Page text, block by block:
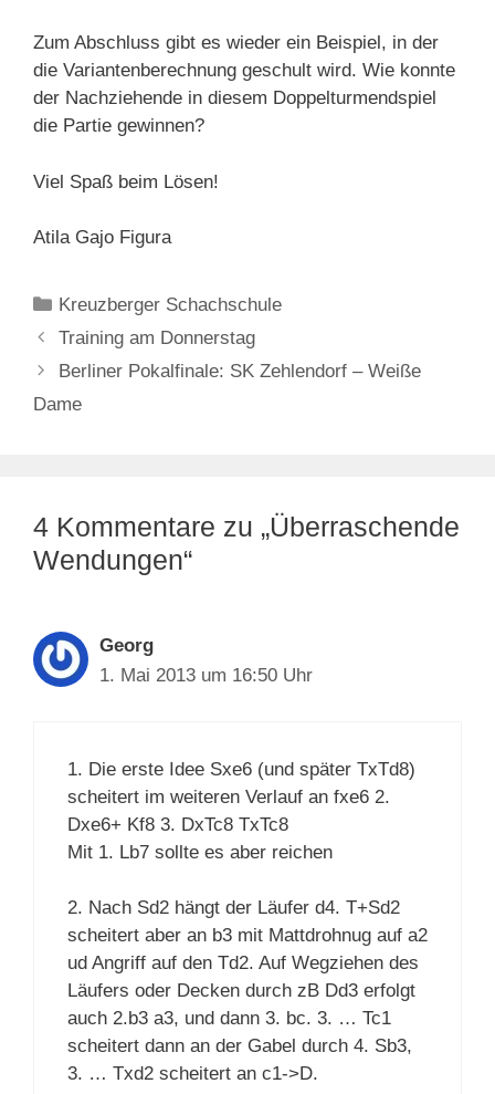
Zum Abschluss gibt es wieder ein Beispiel, in der
die Variantenberechnung geschult wird. Wie konnte
der Nachziehende in diesem Doppelturmendspiel
die Partie gewinnen?
Viel Spaß beim Lösen!
Atila Gajo Figura
Kategorien
Kreuzberger Schachschule
Training am Donnerstag
Berliner Pokalfinale: SK Zehlendorf – Weiße
Dame
4 Kommentare zu „Überraschende
Wendungen“
Georg
1. Mai 2013 um 16:50 Uhr
1. Die erste Idee Sxe6 (und später TxTd8)
scheitert im weiteren Verlauf an fxe6 2.
Dxe6+ Kf8 3. DxTc8 TxTc8
Mit 1. Lb7 sollte es aber reichen
2. Nach Sd2 hängt der Läufer d4. T+Sd2
scheitert aber an b3 mit Mattdrohnug auf a2
ud Angriff auf den Td2. Auf Wegziehen des
Läufers oder Decken durch zB Dd3 erfolgt
auch 2.b3 a3, und dann 3. bc. 3. … Tc1
scheitert dann an der Gabel durch 4. Sb3,
3. … Txd2 scheitert an c1->D.